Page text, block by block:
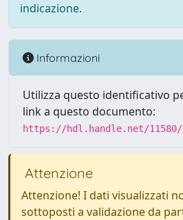
indicazione.
Informazioni
Utilizza questo identificativo
link a questo documento:
https://hdl.handle.net/11580/
Attenzione
Attenzione! I dati visualizzati
sottoposti a validazione da